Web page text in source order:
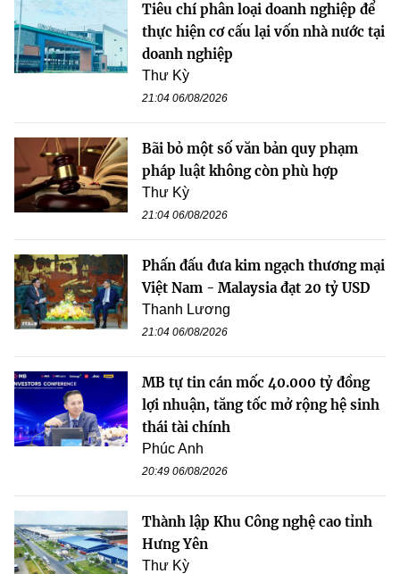
Tiêu chí phân loại doanh nghiệp để
thực hiện cơ cấu lại vốn nhà nước tại
doanh nghiệp
Thư Kỳ
21:04 06/08/2026
Bãi bỏ một số văn bản quy phạm
pháp luật không còn phù hợp
Thư Kỳ
21:04 06/08/2026
Phấn đấu đưa kim ngạch thương mại
Việt Nam - Malaysia đạt 20 tỷ USD
Thanh Lương
21:04 06/08/2026
MB tự tin cán mốc 40.000 tỷ đồng
lợi nhuận, tăng tốc mở rộng hệ sinh
thái tài chính
Phúc Anh
20:49 06/08/2026
Thành lập Khu Công nghệ cao tỉnh
Hưng Yên
Thư Kỳ